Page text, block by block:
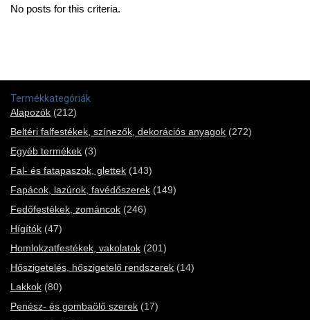
No posts for this criteria.
Termékkategóriák
Alapozók (212)
Beltéri falfestékek, színezők, dekorációs anyagok (272)
Egyéb termékek (3)
Fal- és fatapaszok, glettek (143)
Fapácok, lazúrok, favédőszerek (149)
Fedőfestékek, zománcok (246)
Hígítók (47)
Homlokzatfestékek, vakolatok (201)
Hőszigetelés, hőszigetelő rendszerek (14)
Lakkok (80)
Penész- és gombaölő szerek (17)